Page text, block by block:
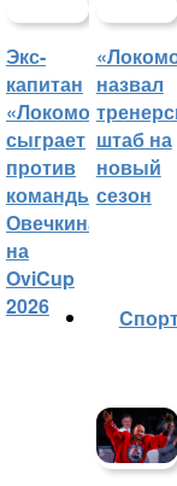
Экс-
капитан
«Локомотива»
сыграет
против
команды
Овечкина
на
OviCup
2026
назвал
штаб на
новый
сезон